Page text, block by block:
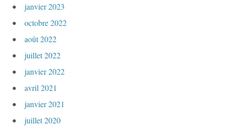
janvier 2023
octobre 2022
août 2022
juillet 2022
janvier 2022
avril 2021
janvier 2021
juillet 2020